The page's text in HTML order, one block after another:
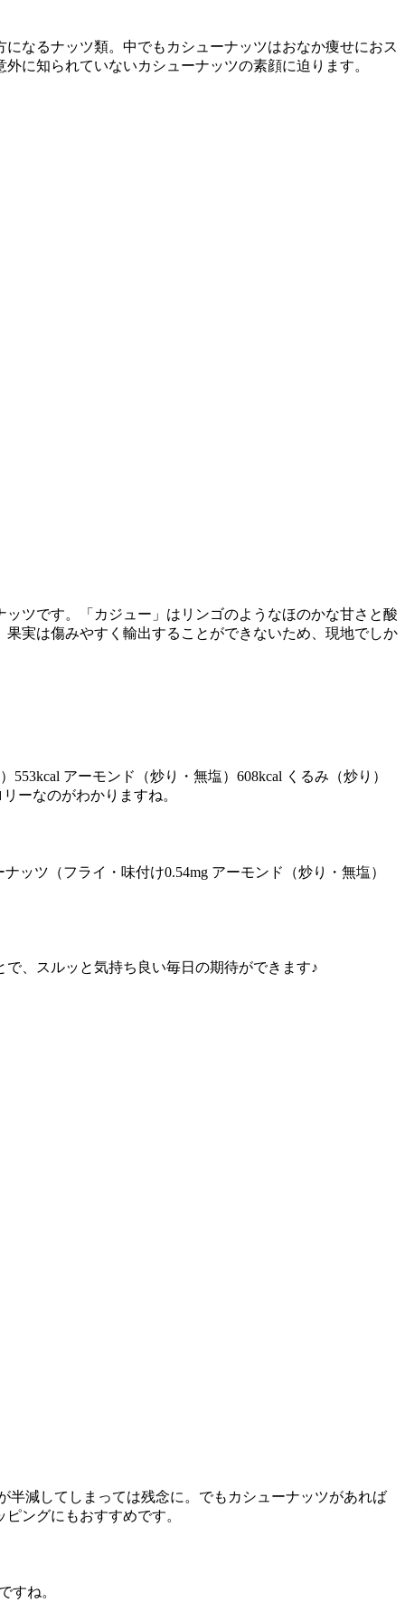
なるナッツ類。中でもカシューナッツはおなか痩せにおス
に知られていないカシューナッツの素顔に迫ります。
ツです。「カジュー」はリンゴのようなほのかな甘さと酸
実は傷みやすく輸出することができないため、現地でしか
アーモンド（炒り・無塩）608kcal くるみ（炒り）
ーなのがわかりますね。
ッツ（フライ・味付け0.54mg アーモンド（炒り・無塩）
、スルッと気持ち良い毎日の期待ができます♪
減してしまっては残念に。でもカシューナッツがあれば
ングにもおすすめです。
すね。